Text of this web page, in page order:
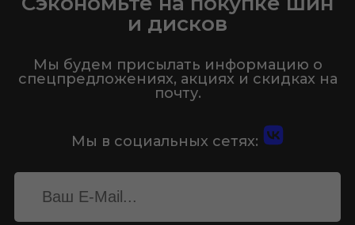
и дисков
Мы будем присылать информацию о
спецпредложениях, акциях и скидках на
почту.
Мы в социальных сетях: